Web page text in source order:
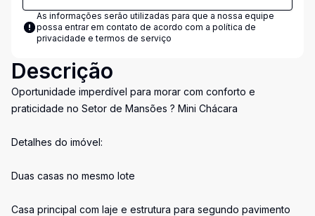
As informações serão utilizadas para que a nossa equipe
possa entrar em contato de acordo com a política de
privacidade e termos de serviço
Descrição
Oportunidade imperdível para morar com conforto e
praticidade no Setor de Mansões ? Mini Chácara
Detalhes do imóvel:
Duas casas no mesmo lote
Casa principal com laje e estrutura para segundo pavimento